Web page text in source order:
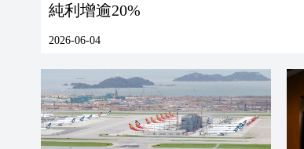
純利增逾20%
2026-06-04